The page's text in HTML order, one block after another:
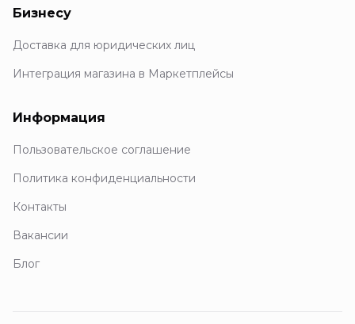
Бизнесу
Доставка для юридических лиц
Интеграция магазина в Маркетплейсы
Информация
Пользовательское соглашение
Политика конфиденциальности
Контакты
Вакансии
Блог